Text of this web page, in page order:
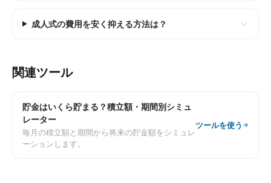
成人式の費用を安く抑える方法は？
関連ツール
貯金はいくら貯まる？積立額・期間別シミュ
レーター
毎月の積立額と期間から将来の貯金額をシミュレ
ーションします。
ツールを使う